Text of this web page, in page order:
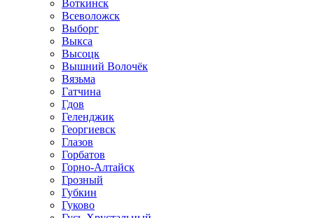
Воткинск
Всеволожск
Выборг
Выкса
Высоцк
Вышний Волочёк
Вязьма
Гатчина
Гдов
Геленджик
Георгиевск
Глазов
Горбатов
Горно-Алтайск
Грозный
Губкин
Гуково